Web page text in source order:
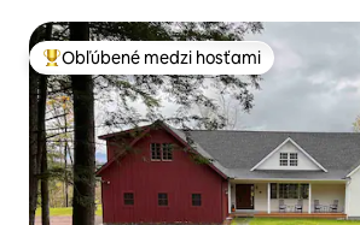
Najobľúbenejšie medzi hosťami
Obľúbené medzi hosťami